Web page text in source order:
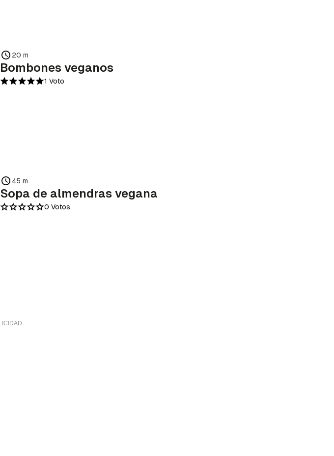
20 m
Bombones veganos
1 Voto
45 m
Sopa de almendras vegana
0 Votos